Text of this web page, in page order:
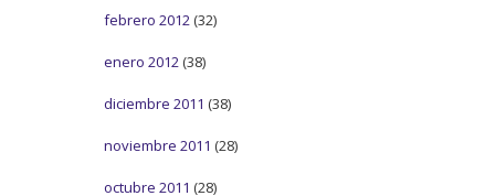
febrero 2012 (32)
enero 2012 (38)
diciembre 2011 (38)
noviembre 2011 (28)
octubre 2011 (28)